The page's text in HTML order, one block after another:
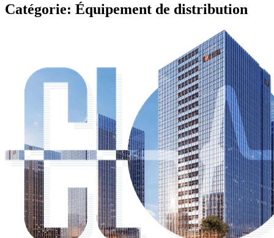
Catégorie: Équipement de distribution